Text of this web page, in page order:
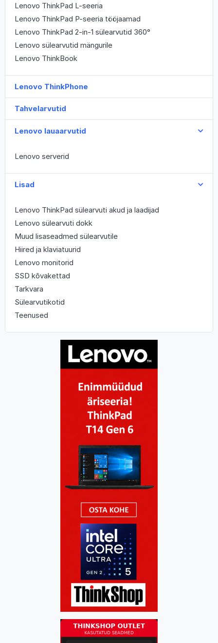
Lenovo ThinkPad L-seeria
Lenovo ThinkPad P-seeria tööjaamad
Lenovo ThinkPad 2-in-1 sülearvutid 360°
Lenovo sülearvutid mängurile
Lenovo ThinkBook
Lenovo ThinkPhone
Tahvelarvutid
Lenovo lauaarvutid
Lenovo serverid
Lisad
Lenovo ThinkPad sülearvuti akud ja laadijad
Lenovo sülearvuti dokk
Muud lisaseadmed sülearvutile
Hiired ja klaviatuurid
Lenovo monitorid
SSD kõvakettad
Tarkvara
Sülearvutikotid
Teenused